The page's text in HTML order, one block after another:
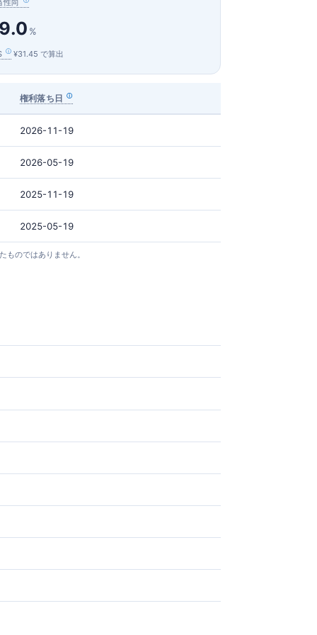
性向
%
¥31.45 で算出
権利落ち日
2026-11-19
2026-05-19
2025-11-19
2025-05-19
のではありません。